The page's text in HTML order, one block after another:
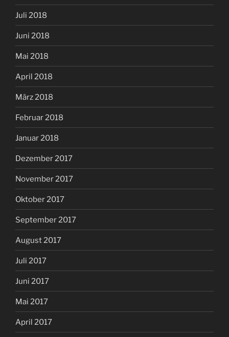
Juli 2018
Juni 2018
Mai 2018
April 2018
März 2018
Februar 2018
Januar 2018
Dezember 2017
November 2017
Oktober 2017
September 2017
August 2017
Juli 2017
Juni 2017
Mai 2017
April 2017